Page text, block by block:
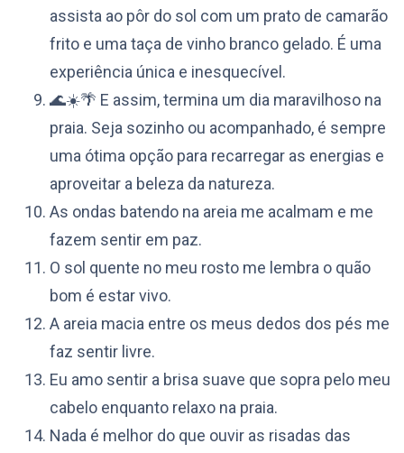
assista ao pôr do sol com um prato de camarão
frito e uma taça de vinho branco gelado. É uma
experiência única e inesquecível.
🌊☀️🌴 E assim, termina um dia maravilhoso na
praia. Seja sozinho ou acompanhado, é sempre
uma ótima opção para recarregar as energias e
aproveitar a beleza da natureza.
As ondas batendo na areia me acalmam e me
fazem sentir em paz.
O sol quente no meu rosto me lembra o quão
bom é estar vivo.
A areia macia entre os meus dedos dos pés me
faz sentir livre.
Eu amo sentir a brisa suave que sopra pelo meu
cabelo enquanto relaxo na praia.
Nada é melhor do que ouvir as risadas das